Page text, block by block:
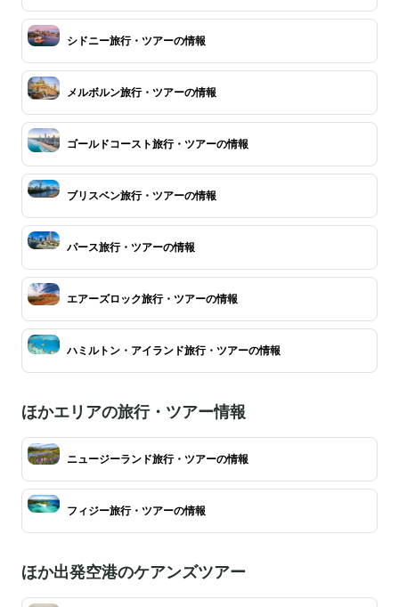
シドニー旅行・ツアーの情報
メルボルン旅行・ツアーの情報
ゴールドコースト旅行・ツアーの情報
ブリスベン旅行・ツアーの情報
パース旅行・ツアーの情報
エアーズロック旅行・ツアーの情報
ハミルトン・アイランド旅行・ツアーの情報
ほかエリアの旅行・ツアー情報
ニュージーランド旅行・ツアーの情報
フィジー旅行・ツアーの情報
ほか出発空港のケアンズツアー